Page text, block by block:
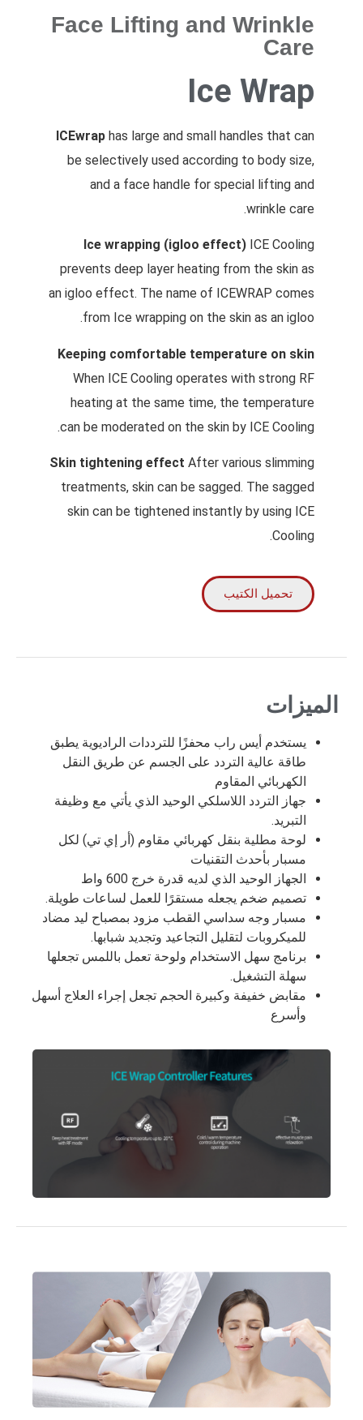
Face Lifting and Wrinkle
Care
Ice Wrap
ICEwrap has large and small handles that can
be selectively used according to body size,
and a face handle for special lifting and
wrinkle care.
Ice wrapping (igloo effect) ICE Cooling
prevents deep layer heating from the skin as
an igloo effect. The name of ICEWRAP comes
from Ice wrapping on the skin as an igloo.
Keeping comfortable temperature on skin
When ICE Cooling operates with strong RF
heating at the same time, the temperature
can be moderated on the skin by ICE Cooling.
Skin tightening effect After various slimming
treatments, skin can be sagged. The sagged
skin can be tightened instantly by using ICE
Cooling.
تحميل الكتيب
الميزات
يستخدم أيس راب محفزًا للترددات الراديوية يطبق
طاقة عالية التردد على الجسم عن طريق النقل
الكهربائي المقاوم
جهاز التردد اللاسلكي الوحيد الذي يأتي مع وظيفة
التبريد.
لوحة مطلية بنقل كهربائي مقاوم (أر إي تي) لكل
مسبار بأحدث التقنيات
الجهاز الوحيد الذي لديه قدرة خرج 600 واط
تصميم ضخم يجعله مستقرًا للعمل لساعات طويلة.
مسبار وجه سداسي القطب مزود بمصباح ليد مضاد
للميكروبات لتقليل التجاعيد وتجديد شبابها.
برنامج سهل الاستخدام ولوحة تعمل باللمس تجعلها
سهلة التشغيل.
مقابض خفيفة وكبيرة الحجم تجعل إجراء العلاج أسهل
وأسرع